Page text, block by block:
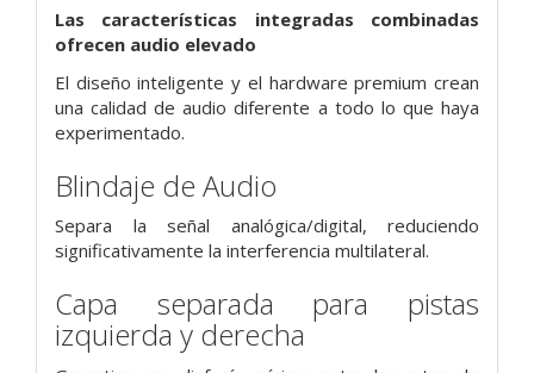
Las características integradas combinadas
ofrecen audio elevado
El diseño inteligente y el hardware premium crean
una calidad de audio diferente a todo lo que haya
experimentado.
Blindaje de Audio
Separa la señal analógica/digital, reduciendo
significativamente la interferencia multilateral.
Capa separada para pistas
izquierda y derecha